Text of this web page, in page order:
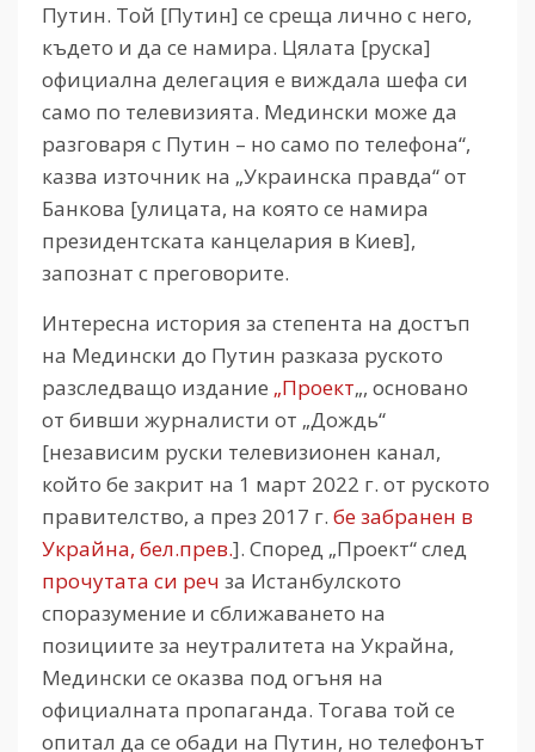
Путин. Той [Путин] се среща лично с него,
където и да се намира. Цялата [руска]
официална делегация е виждала шефа си
само по телевизията. Медински може да
разговаря с Путин – но само по телефона“,
казва източник на „Украинска правда“ от
Банкова [улицата, на която се намира
президентската канцелария в Киев],
запознат с преговорите.
Интересна история за степента на достъп
на Медински до Путин разказа руското
разследващо издание „Проект„, основано
от бивши журналисти от „Дождь“
[независим руски телевизионен канал,
който бе закрит на 1 март 2022 г. от руското
правителство, а през 2017 г. бе забранен в
Украйна, бел.прев.]. Според „Проект“ след
прочутата си реч за Истанбулското
споразумение и сближаването на
позициите за неутралитета на Украйна,
Медински се оказва под огъня на
официалната пропаганда. Тогава той се
опитал да се обади на Путин, но телефонът